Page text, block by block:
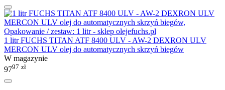
1 litr FUCHS TITAN ATF 8400 ULV - AW-2 DEXRON ULV
MERCON ULV olej do automatycznych skrzyń biegów
W magazynie
9797 zł